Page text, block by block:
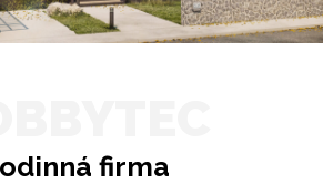
firma